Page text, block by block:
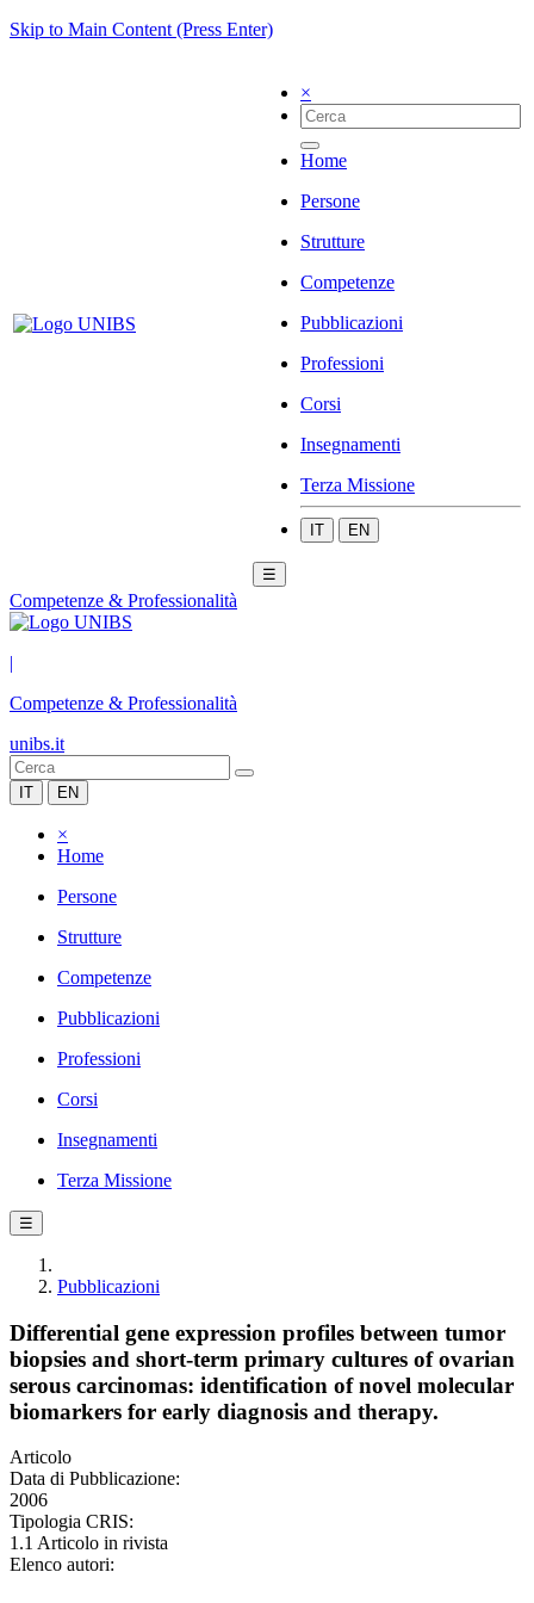
Skip to Main Content (Press Enter)
×
Home
Persone
Strutture
Competenze
Pubblicazioni
Professioni
Corsi
Insegnamenti
Terza Missione
IT EN
☰
Competenze & Professionalità
|
Competenze & Professionalità
unibs.it
IT EN
×
Home
Persone
Strutture
Competenze
Pubblicazioni
Professioni
Corsi
Insegnamenti
Terza Missione
☰
Pubblicazioni
Differential gene expression profiles between tumor
biopsies and short-term primary cultures of ovarian
serous carcinomas: identification of novel molecular
biomarkers for early diagnosis and therapy.
Articolo
Data di Pubblicazione:
2006
Tipologia CRIS:
1.1 Articolo in rivista
Elenco autori: